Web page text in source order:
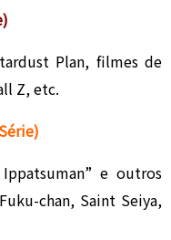
Plan, filmes de
Z, etc.
e outros
chan, Saint Seiya,